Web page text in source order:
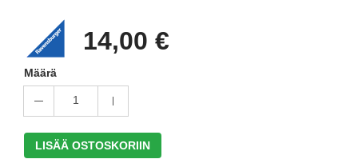
14,00 €
Määrä
1
LISÄÄ OSTOSKORIIN